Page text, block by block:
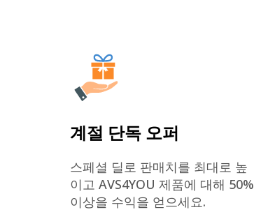
계절 단독 오퍼
스페셜 딜로 판매치를 최대로 높
이고 AVS4YOU 제품에 대해 50%
이상을 수익을 얻으세요.